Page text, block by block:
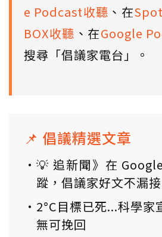
e Podcast收聽 、在
BOX收聽 、在Google
搜尋「倡議家電台」。
📌 倡議精選文章
💡 追新聞》在
蹤，倡議家好文不漏接
2°C目標已死...科學家
無可挽回